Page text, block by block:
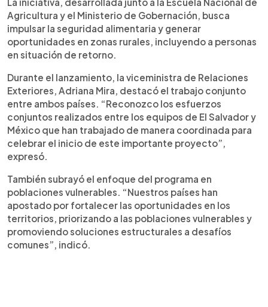
escuelas de campo y formación continua a cargo
de especialistas. La iniciativa busca fortalecer la
producción agrícola, la seguridad alimentaria y
generar oportunidades en zonas rurales,
destacaron la cooperación bilateral, mientras
beneficiarios de la primera fase resaltaron el
impacto positivo en sus comunidades.
Agricultura y el Ministerio de Gobernación, busca
impulsar la seguridad alimentaria y generar
oportunidades en zonas rurales, incluyendo a personas
en situación de retorno.
Durante el lanzamiento, la viceministra de Relaciones
Exteriores, Adriana Mira, destacó el trabajo conjunto
entre ambos países. “Reconozco los esfuerzos
conjuntos realizados entre los equipos de El Salvador y
México que han trabajado de manera coordinada para
celebrar el inicio de este importante proyecto”,
expresó.
También subrayó el enfoque del programa en
poblaciones vulnerables. “Nuestros países han
apostado por fortalecer las oportunidades en los
territorios, priorizando a las poblaciones vulnerables y
promoviendo soluciones estructurales a desafíos
comunes”, indicó.